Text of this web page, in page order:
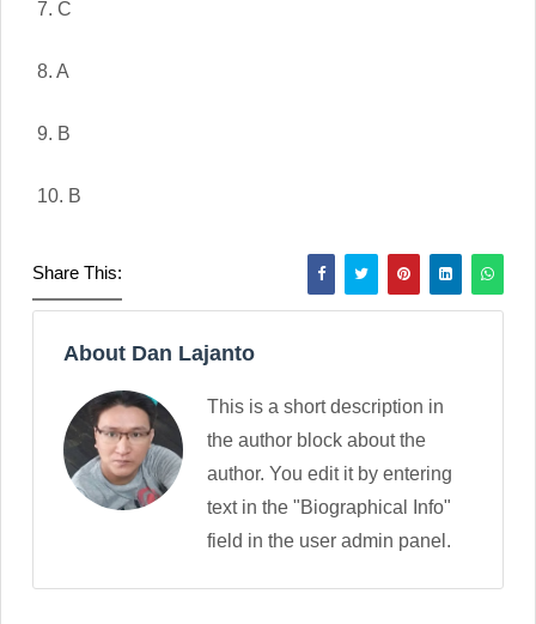
7. C
8. A
9. B
10. B
Share This:
About Dan Lajanto
This is a short description in
the author block about the
author. You edit it by entering
text in the "Biographical Info"
field in the user admin panel.